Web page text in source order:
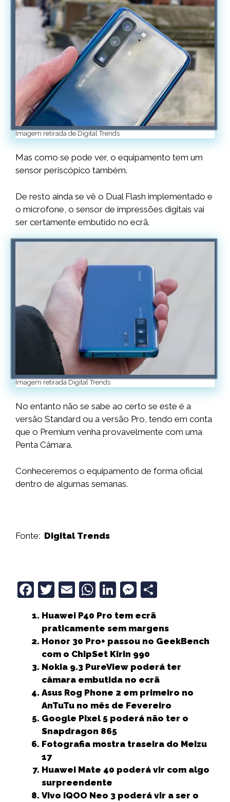
Imagem retirada de Digital Trends
Mas como se pode ver, o equipamento tem um
sensor periscópico também.
De resto ainda se vê o Dual Flash implementado e
o microfone, o sensor de impressões digitais vai
ser certamente embutido no ecrã.
Imagem retirada Digital Trends
No entanto não se sabe ao certo se este é a
versão Standard ou a versão Pro, tendo em conta
que o Premium venha provavelmente com uma
Penta Câmara.
Conheceremos o equipamento de forma oficial
dentro de algumas semanas.
Fonte: Digital Trends
F
c
e
b
o
o
k
T
it
t
e
r
E
ai
l
W
a
ts
A
p
p
Li
k
e
dI
n
M
ss
e
n
g
e
r
a
r
Huawei P40 Pro tem ecrã
praticamente sem margens
Honor 30 Pro+ passou no GeekBench
com o ChipSet Kirin 990
Nokia 9.3 PureView poderá ter
câmara embutida no ecrã
Asus Rog Phone 2 em primeiro no
AnTuTu no mês de Fevereiro
Google Pixel 5 poderá não ter o
Snapdragon 865
Fotografia mostra traseira do Meizu
17
Huawei Mate 40 poderá vir com algo
surpreendente
Vivo iQOO Neo 3 poderá vir a ser o